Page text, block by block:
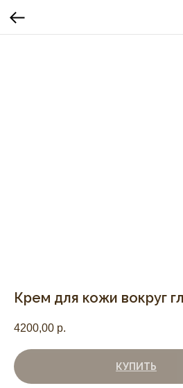
Крем для кожи вокруг
4200,00 р.
КУПИТЬ